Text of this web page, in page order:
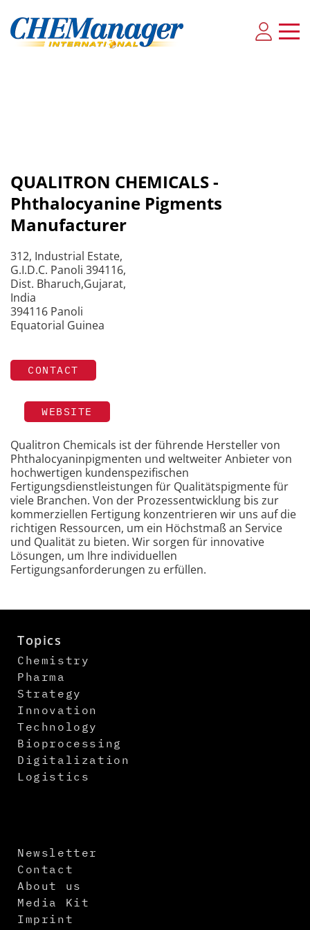
QUALITRON CHEMICALS -
Phthalocyanine Pigments
Manufacturer
312, Industrial Estate,
G.I.D.C. Panoli 394116,
Dist. Bharuch,Gujarat,
India
394116 Panoli
Equatorial Guinea
CONTACT
WEBSITE
Qualitron Chemicals ist der führende Hersteller von
Phthalocyaninpigmenten und weltweiter Anbieter von
hochwertigen kundenspezifischen
Fertigungsdienstleistungen für Qualitätspigmente für
viele Branchen. Von der Prozessentwicklung bis zur
kommerziellen Fertigung konzentrieren wir uns auf die
richtigen Ressourcen, um ein Höchstmaß an Service
und Qualität zu bieten. Wir sorgen für innovative
Lösungen, um Ihre individuellen
Fertigungsanforderungen zu erfüllen.
Topics
Chemistry
Pharma
Strategy
Innovation
Technology
Bioprocessing
Digitalization
Logistics
Newsletter
Contact
About us
Media Kit
Imprint